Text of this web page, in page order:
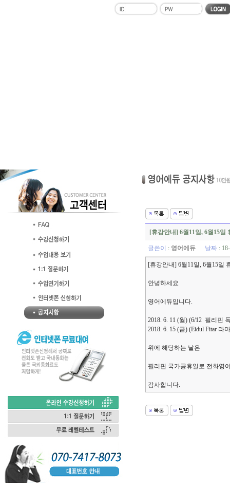
[휴강안내] 6월11일, 6월15일
글쓴이 : 영어에듀 날짜 :
[휴강안내] 6월11일, 6월15일
안녕하세요
영어에듀입니다.
2018. 6. 11 (월) (6/12 필리핀
2018. 6. 15 (금) (Eidul Fitar 라
위에 해당하는 날은
필리핀 국가공휴일로 전화영
감사합니다.